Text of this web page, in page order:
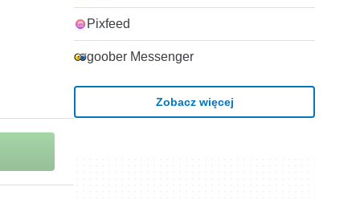
Pixfeed
goober Messenger
Zobacz więcej